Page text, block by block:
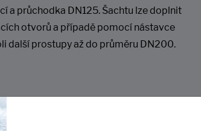
a průchodka DN125. Šachtu lze doplnit
otvorů a případě pomocí nástavce
další prostupy až do průměru DN200.